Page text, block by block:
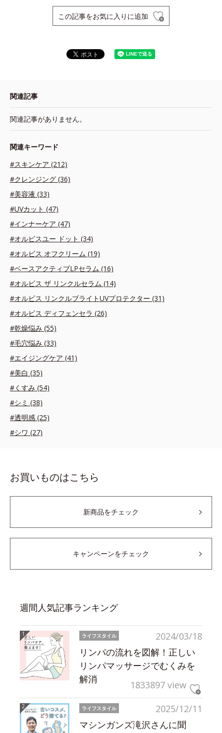
この記事をお気に入りに追加
関連記事
関連記事がありません。
関連キーワード
#スキンケア (212)
#クレンジング (36)
#美容液 (33)
#UVカット (47)
#インナーケア (47)
#オルビスユー ドット (34)
#オルビス オフクリーム (19)
#ベースアクティブLPセラム (16)
#オルビス ザ リンクルセラム (14)
#オルビス リンクルブライトUVプロテクター (31)
#オルビス ディフェンセラ (26)
#乾燥悩み (55)
#毛穴悩み (33)
#エイジングケア (41)
#美白 (35)
#くすみ (54)
#シミ (38)
#透明感 (25)
#シワ (27)
お買いものはこちら
新商品をチェック
キャンペーンをチェック
週間人気記事ランキング
2024/03/18
ライフスタイル
リンパの流れを図解！正しい
リンパマッサージでむくみを
解消
1833897 view
2025/12/11
ライフスタイル
マシンガンズ滝沢さんに聞